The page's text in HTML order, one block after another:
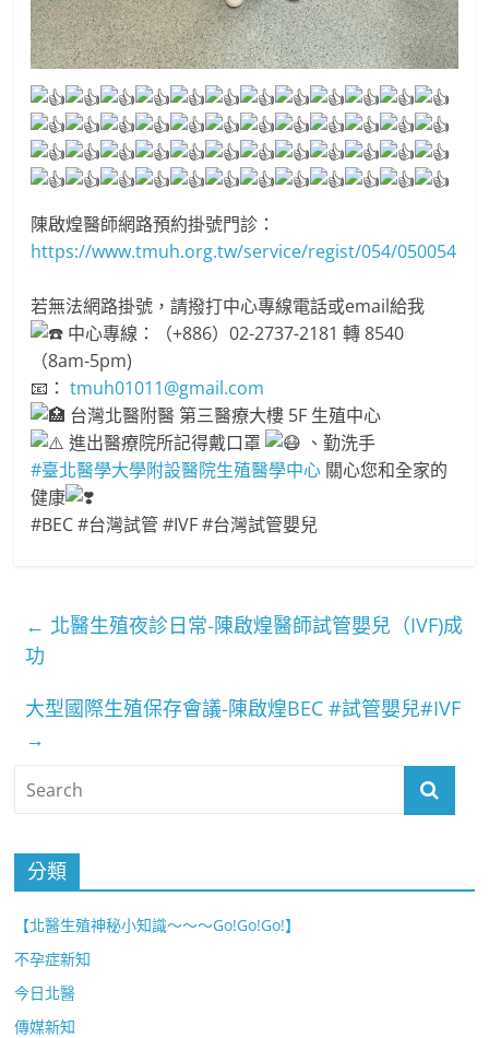
陳啟煌醫師網路預約掛號門診：
https://www.tmuh.org.tw/service/regist/054/050054
若無法網路掛號，請撥打中心專線電話或email給我
中心專線：（+886）02-2737-2181 轉 8540
（8am-5pm)
📧：tmuh01011@gmail.com
台灣北醫附醫 第三醫療大樓 5F 生殖中心
進出醫療院所記得戴口罩
、勤洗手
#臺北醫學大學附設醫院生殖醫學中心 關心您和全家的
健康
#BEC #台灣試管 #IVF #台灣試管嬰兒
← 北醫生殖夜診日常-陳啟煌醫師試管嬰兒（IVF)成
功
大型國際生殖保存會議-陳啟煌BEC #試管嬰兒#IVF
→
分類
【北醫生殖神秘小知識～～～Go!Go!Go!】
不孕症新知
今日北醫
傳媒新知